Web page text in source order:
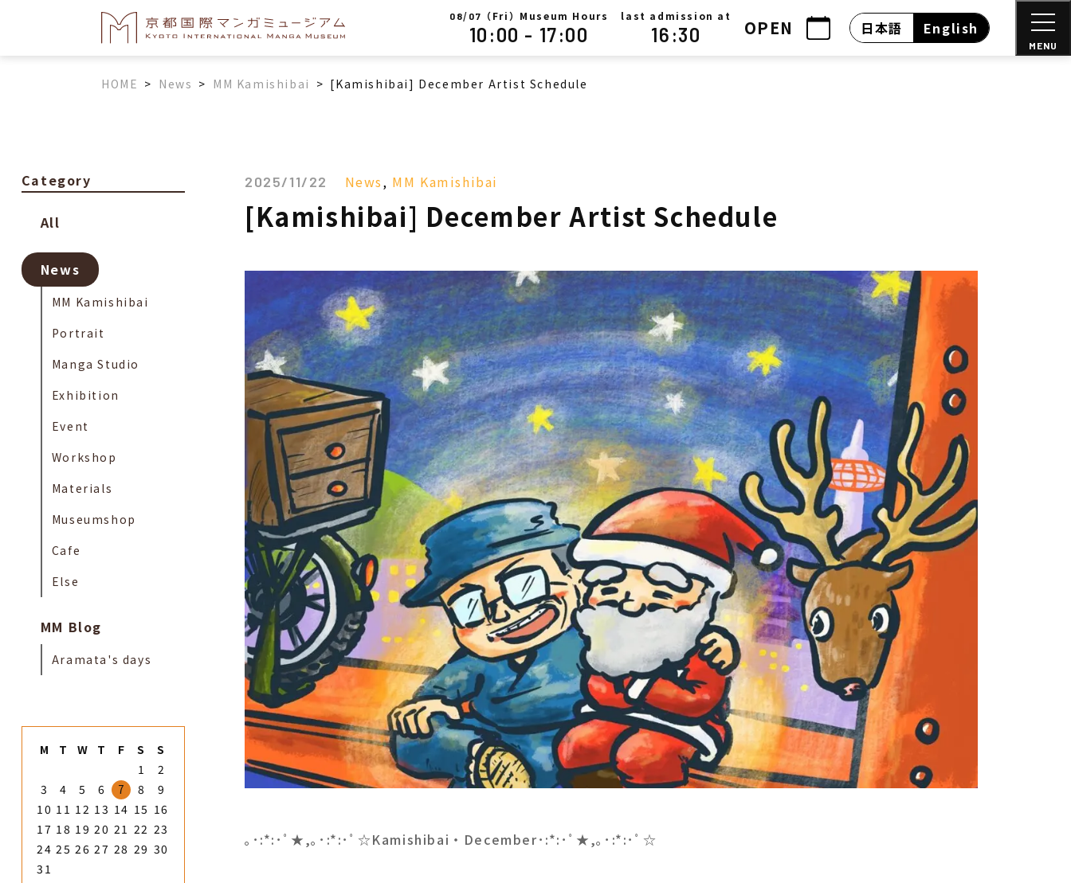
08/ 07 （Fri）Museum Hours
10:00 - 17:00
last admission at
16:30 OPEN 日本語 English
MENU
HOME > News > MM Kamishibai > [Kamishibai] December Artist Schedule
2025/11/22 News, MM Kamishibai
[Kamishibai] December Artist Schedule
｡･:*:･ﾟ★,｡･:*:･ﾟ☆Kamishibai・December･:*:･ﾟ★,｡･:*:･ﾟ☆
Category
All
News
MM Kamishibai
Portrait
Manga Studio
Exhibition
Event
Workshop
Materials
Museumshop
Cafe
Else
MM Blog
Aramata's days
M T W T F S
S
1
2
3
4 5 6 7 8
9
10 11 12 13 14 15 16
17 18 19 20 21 22 23
24 25 26 27 28 29 30
31